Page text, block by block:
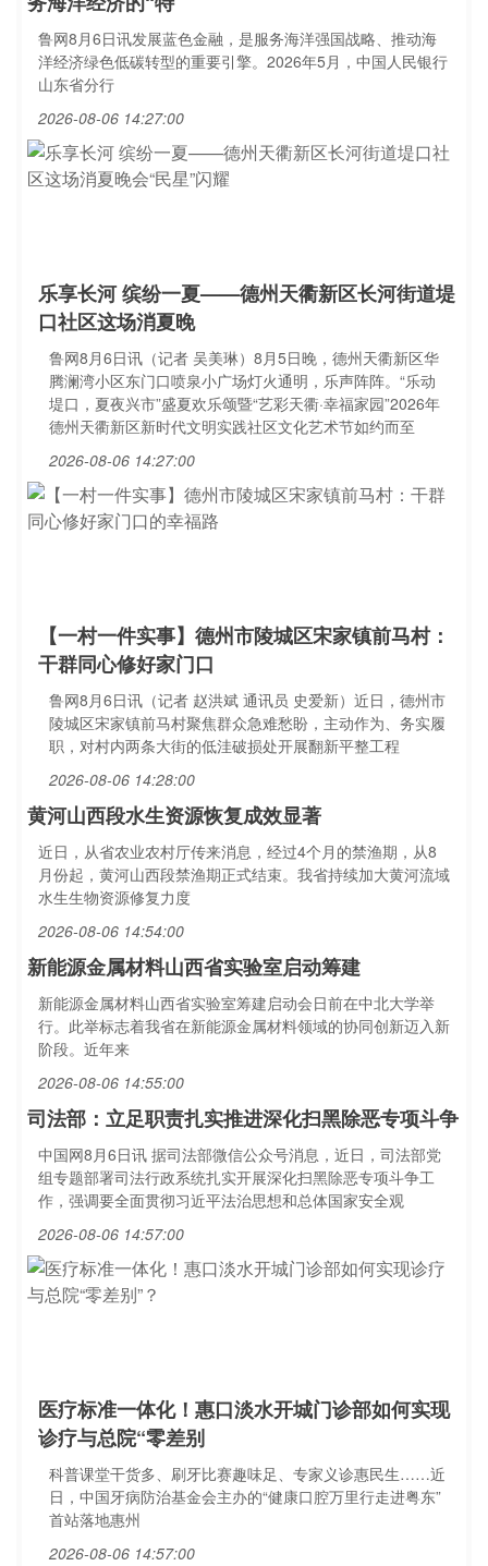
鲁网8月6日讯发展蓝色金融，是服务海洋强国战略、推动海
洋经济绿色低碳转型的重要引擎。2026年5月，中国人民银行
山东省分行
2026-08-06 14:27:00
乐享长河 缤纷一夏——德州天衢新区长河街道堤
口社区这场消夏晚
鲁网8月6日讯（记者 吴美琳）8月5日晚，德州天衢新区华
腾澜湾小区东门口喷泉小广场灯火通明，乐声阵阵。“乐动
堤口，夏夜兴市”盛夏欢乐颂暨“艺彩天衢·幸福家园”2026年
德州天衢新区新时代文明实践社区文化艺术节如约而至
2026-08-06 14:27:00
【一村一件实事】德州市陵城区宋家镇前马村：
干群同心修好家门口
鲁网8月6日讯（记者 赵洪斌 通讯员 史爱新）近日，德州市
陵城区宋家镇前马村聚焦群众急难愁盼，主动作为、务实履
职，对村内两条大街的低洼破损处开展翻新平整工程
2026-08-06 14:28:00
黄河山西段水生资源恢复成效显著
近日，从省农业农村厅传来消息，经过4个月的禁渔期，从8
月份起，黄河山西段禁渔期正式结束。我省持续加大黄河流域
水生生物资源修复力度
2026-08-06 14:54:00
新能源金属材料山西省实验室启动筹建
新能源金属材料山西省实验室筹建启动会日前在中北大学举
行。此举标志着我省在新能源金属材料领域的协同创新迈入新
阶段。近年来
2026-08-06 14:55:00
司法部：立足职责扎实推进深化扫黑除恶专项斗争
中国网8月6日讯 据司法部微信公众号消息，近日，司法部党
组专题部署司法行政系统扎实开展深化扫黑除恶专项斗争工
作，强调要全面贯彻习近平法治思想和总体国家安全观
2026-08-06 14:57:00
医疗标准一体化！惠口淡水开城门诊部如何实现
诊疗与总院“零差别
科普课堂干货多、刷牙比赛趣味足、专家义诊惠民生……近
日，中国牙病防治基金会主办的“健康口腔万里行走进粤东”
首站落地惠州
2026-08-06 14:57:00